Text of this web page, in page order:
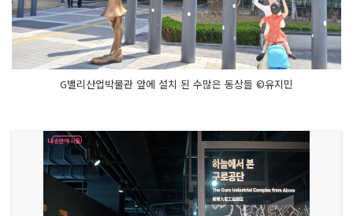
G밸리산업박물관 앞에 설치 된 수많은 동상들 ©유지민